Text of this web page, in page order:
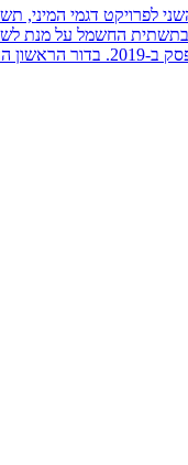
- את הדור השני
החשמל על מנת